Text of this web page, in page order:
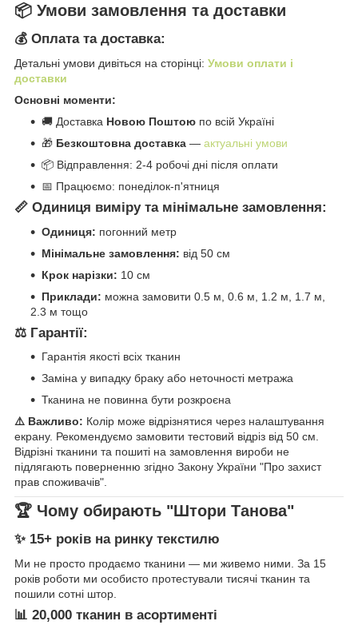
📦 Умови замовлення та доставки
💰 Оплата та доставка:
Детальні умови дивіться на сторінці: Умови оплати і
доставки
Основні моменти:
🚚 Доставка Новою Поштою по всій Україні
🎁 Безкоштовна доставка — актуальні умови
📦 Відправлення: 2-4 робочі дні після оплати
📅 Працюємо: понеділок-п'ятниця
📏 Одиниця виміру та мінімальне замовлення:
Одиниця: погонний метр
Мінімальне замовлення: від 50 см
Крок нарізки: 10 см
Приклади: можна замовити 0.5 м, 0.6 м, 1.2 м, 1.7 м,
2.3 м тощо
⚖️ Гарантії:
Гарантія якості всіх тканин
Заміна у випадку браку або неточності метража
Тканина не повинна бути розкроєна
⚠️ Важливо: Колір може відрізнятися через налаштування
екрану. Рекомендуємо замовити тестовий відріз від 50 см.
Відрізні тканини та пошиті на замовлення вироби не
підлягають поверненню згідно Закону України "Про захист
прав споживачів".
🏆 Чому обирають "Штори Танова"
✨ 15+ років на ринку текстилю
Ми не просто продаємо тканини — ми живемо ними. За 15
років роботи ми особисто протестували тисячі тканин та
пошили сотні штор.
📊 20,000 тканин в асортименті